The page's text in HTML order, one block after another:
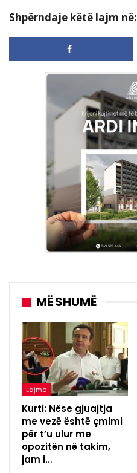
Shpërndaje këtë lajm në:
MË SHUMË
Lajme
Kurti: Nëse gjuajtja
me vezë është çmimi
për t’u ulur me
opozitën në takim,
jam i…